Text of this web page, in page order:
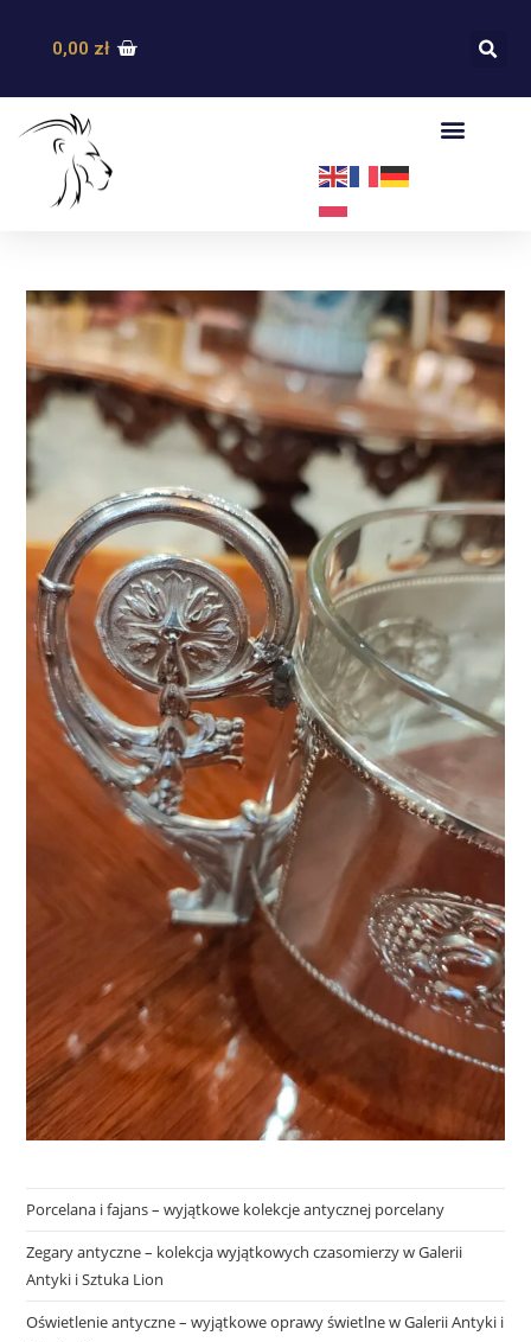
0,00 zł
Porcelana i fajans – wyjątkowe kolekcje antycznej porcelany
Zegary antyczne – kolekcja wyjątkowych czasomierzy w Galerii
Antyki i Sztuka Lion
Oświetlenie antyczne – wyjątkowe oprawy świetlne w Galerii Antyki i